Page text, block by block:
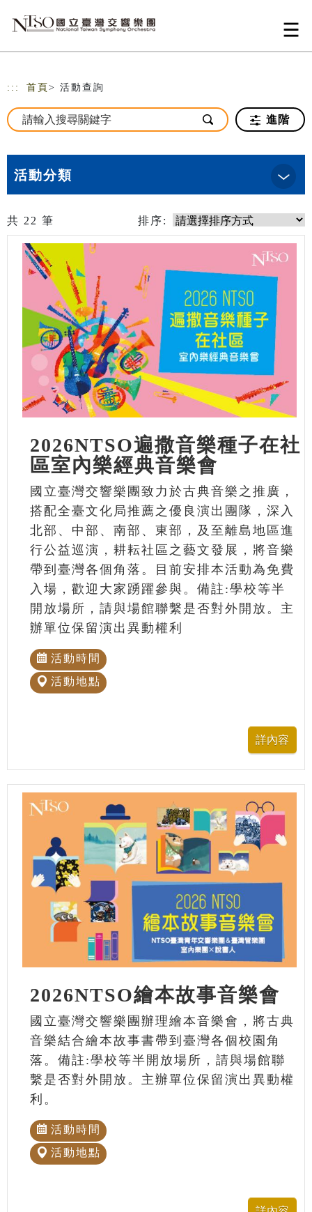
::: 首頁 > 活動查詢
進階
活動分類
共 22 筆 排序:
2026NTSO遍撒音樂種子在社
區室內樂經典音樂會
國立臺灣交響樂團致力於古典音樂之推廣，
搭配全臺文化局推薦之優良演出團隊，深入
北部、中部、南部、東部，及至離島地區進
行公益巡演，耕耘社區之藝文發展，將音樂
帶到臺灣各個角落。目前安排本活動為免費
入場，歡迎大家踴躍參與。備註:學校等半
開放場所，請與場館聯繫是否對外開放。主
辦單位保留演出異動權利
活動時間
活動地點
2026NTSO繪本故事音樂會
國立臺灣交響樂團辦理繪本音樂會，將古典
音樂結合繪本故事書帶到臺灣各個校園角
落。備註:學校等半開放場所，請與場館聯
繫是否對外開放。主辦單位保留演出異動權
利。
活動時間
活動地點